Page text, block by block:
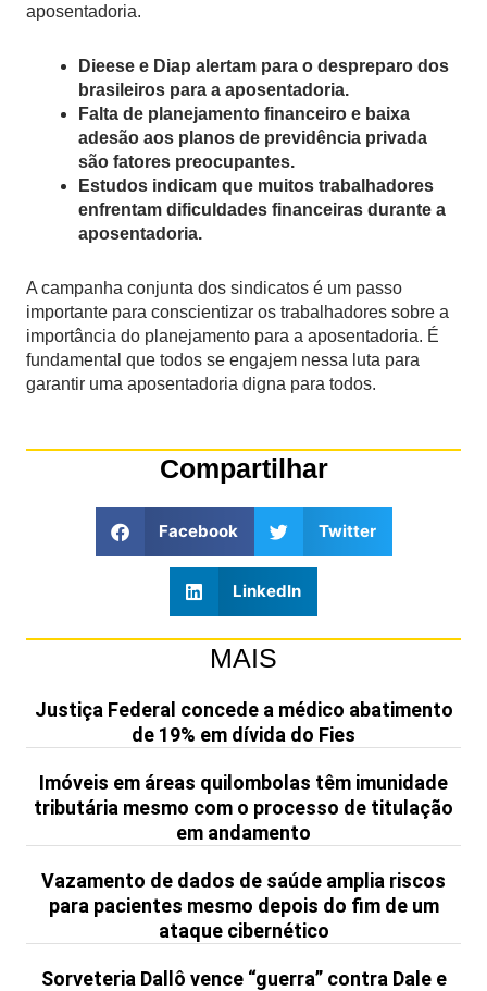
aposentadoria.
Dieese e Diap alertam para o despreparo dos
brasileiros para a aposentadoria.
Falta de planejamento financeiro e baixa
adesão aos planos de previdência privada
são fatores preocupantes.
Estudos indicam que muitos trabalhadores
enfrentam dificuldades financeiras durante a
aposentadoria.
A campanha conjunta dos sindicatos é um passo
importante para conscientizar os trabalhadores sobre a
importância do planejamento para a aposentadoria. É
fundamental que todos se engajem nessa luta para
garantir uma aposentadoria digna para todos.
Compartilhar
Facebook Twitter
LinkedIn
MAIS
Justiça Federal concede a médico abatimento
de 19% em dívida do Fies
Imóveis em áreas quilombolas têm imunidade
tributária mesmo com o processo de titulação
em andamento
Vazamento de dados de saúde amplia riscos
para pacientes mesmo depois do fim de um
ataque cibernético
Sorveteria Dallô vence “guerra” contra Dale e